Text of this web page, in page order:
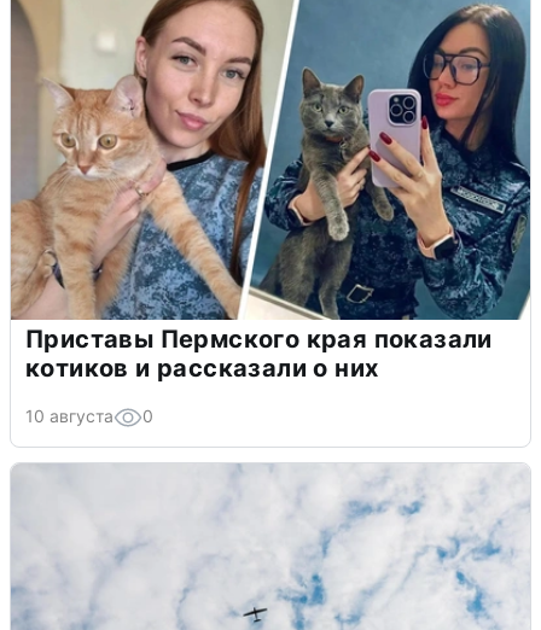
Приставы Пермского края показали
котиков и рассказали о них
10 августа 0